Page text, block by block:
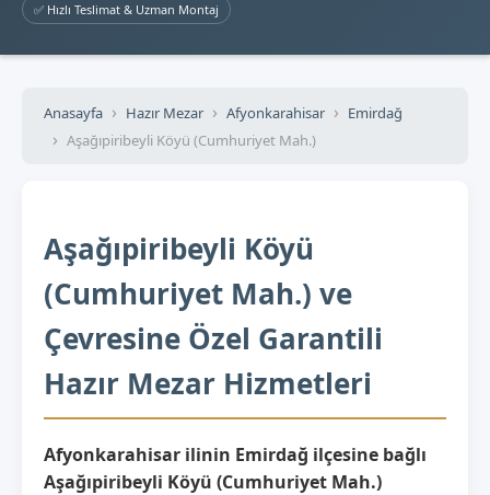
✅ Hızlı Teslimat & Uzman Montaj
Anasayfa Hazır Mezar Afyonkarahisar
Emirdağ
Aşağıpiribeyli Köyü (Cumhuriyet Mah.)
Aşağıpiribeyli Köyü
(Cumhuriyet Mah.) ve
Çevresine Özel Garantili
Hazır Mezar Hizmetleri
Afyonkarahisar ilinin Emirdağ ilçesine bağlı
Aşağıpiribeyli Köyü (Cumhuriyet Mah.)